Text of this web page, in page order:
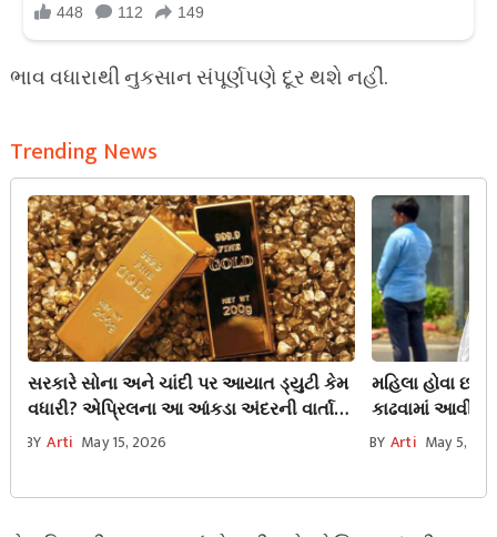
ભાવ વધારાથી નુકસાન સંપૂર્ણપણે દૂર થશે નહીં.
Trending News
સરકારે સોના અને ચાંદી પર આયાત ડ્યુટી કેમ
વધારી? એપ્રિલના આ આંકડા અંદરની વાર્તા
છતી કરે છે.
BY Arti May 15, 2026
મહિલા હોવા
કાઢવામાં આવી,
મમતા બેનર્જીના
BY Arti May 5,